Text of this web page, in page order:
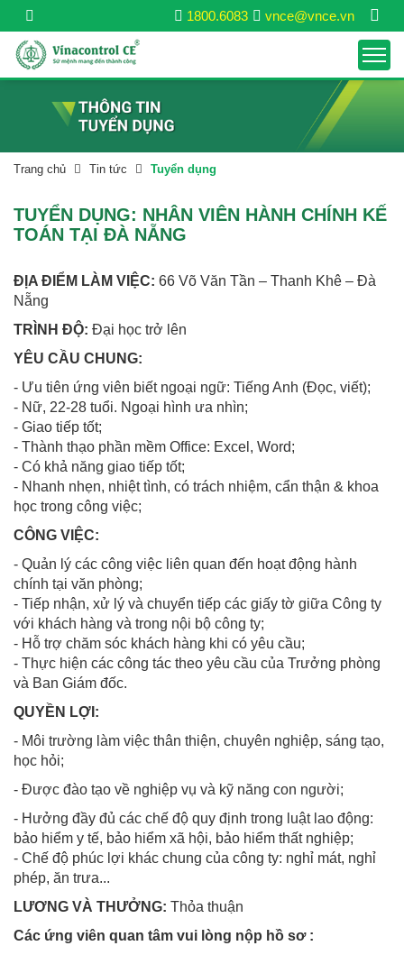
vnce@vnce.vn
1800.6083
Trang chủ Tin tức Tuyển dụng
TUYỂN DỤNG: NHÂN VIÊN HÀNH CHÍNH KẾ
TOÁN TẠI ĐÀ NẴNG
ĐỊA ĐIỂM LÀM VIỆC: 66 Võ Văn Tần – Thanh Khê – Đà
Nẵng
TRÌNH ĐỘ: Đại học trở lên
YÊU CẦU CHUNG:
- Ưu tiên ứng viên biết ngoại ngữ: Tiếng Anh (Đọc, viết);
- Nữ, 22-28 tuổi. Ngoại hình ưa nhìn;
- Giao tiếp tốt;
- Thành thạo phần mềm Office: Excel, Word;
- Có khả năng giao tiếp tốt;
- Nhanh nhẹn, nhiệt tình, có trách nhiệm, cẩn thận & khoa
học trong công việc;
CÔNG VIỆC:
- Quản lý các công việc liên quan đến hoạt động hành
chính tại văn phòng;
- Tiếp nhận, xử lý và chuyển tiếp các giấy tờ giữa Công ty
với khách hàng và trong nội bộ công ty;
- Hỗ trợ chăm sóc khách hàng khi có yêu cầu;
- Thực hiện các công tác theo yêu cầu của Trưởng phòng
và Ban Giám đốc.
QUYỀN LỢI:
- Môi trường làm việc thân thiện, chuyên nghiệp, sáng tạo,
học hỏi;
- Được đào tạo về nghiệp vụ và kỹ năng con người;
- Hưởng đầy đủ các chế độ quy định trong luật lao động:
bảo hiểm y tế, bảo hiểm xã hội, bảo hiểm thất nghiệp;
- Chế độ phúc lợi khác chung của công ty: nghỉ mát, nghỉ
phép, ăn trưa...
LƯƠNG VÀ THƯỞNG: Thỏa thuận
Các ứng viên quan tâm vui lòng nộp hồ sơ :